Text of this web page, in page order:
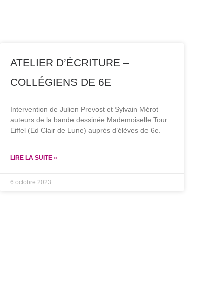
ATELIER D’ÉCRITURE –
COLLÉGIENS DE 6E
Intervention de Julien Prevost et Sylvain Mérot
auteurs de la bande dessinée Mademoiselle Tour
Eiffel (Ed Clair de Lune) auprès d’élèves de 6e.
LIRE LA SUITE »
6 octobre 2023